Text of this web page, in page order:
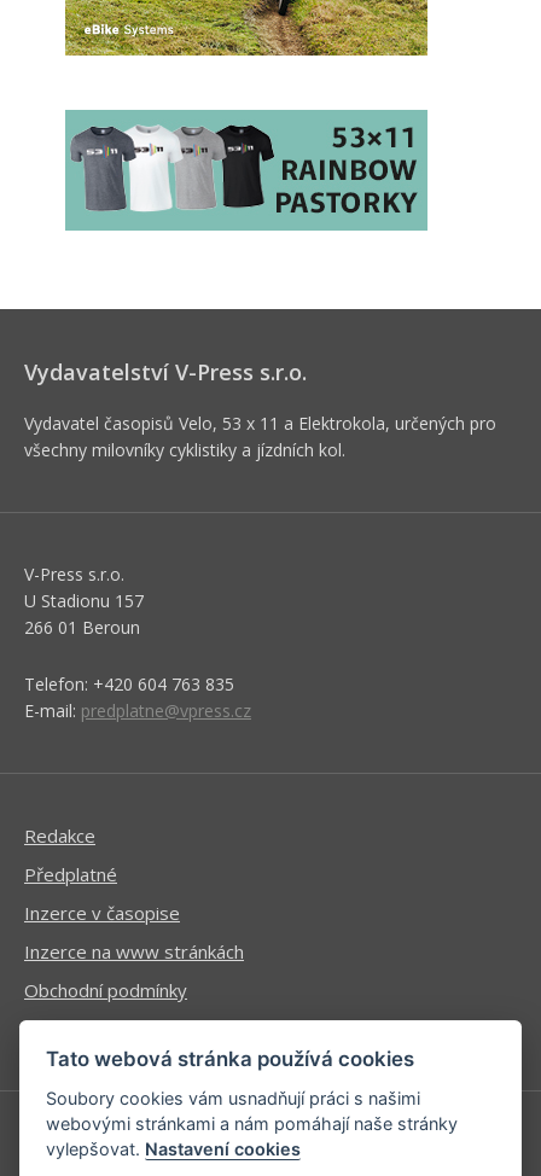
Vydavatelství V-Press s.r.o.
Vydavatel časopisů Velo, 53 x 11 a Elektrokola, určených pro
všechny milovníky cyklistiky a jízdních kol.
V-Press s.r.o.
U Stadionu 157
266 01 Beroun
Telefon: +420 604 763 835
E-mail: predplatne@vpress.cz
Redakce
Předplatné
Inzerce v časopise
Inzerce na www stránkách
Obchodní podmínky
Ochrana osobních údajů
Příhlášení | Registrace
Tato webová stránka používá cookies
Soubory cookies vám usnadňují práci s našimi
webovými stránkami a nám pomáhají naše stránky
vylepšovat. Nastavení cookies